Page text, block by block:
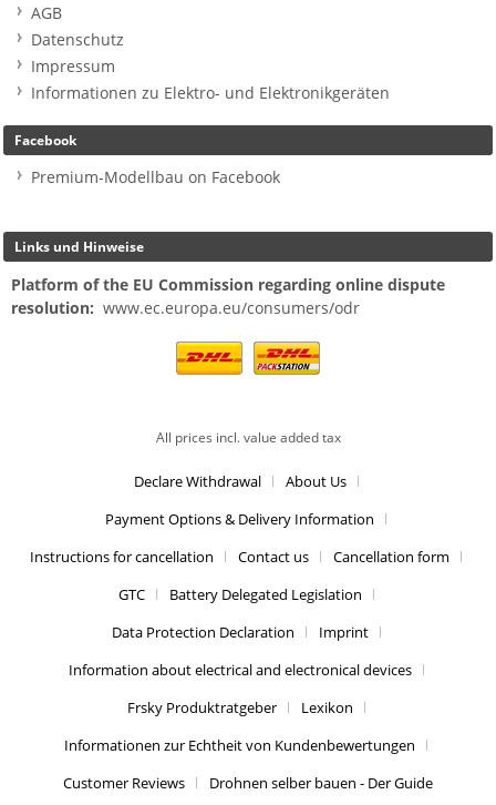
AGB
Datenschutz
Impressum
Informationen zu Elektro- und Elektronikgeräten
Facebook
Premium-Modellbau on Facebook
Links und Hinweise
Platform of the EU Commission regarding online dispute
resolution: www.ec.europa.eu/consumers/odr
All prices incl. value added tax
Declare Withdrawal
About Us
Payment Options & Delivery Information
Instructions for cancellation
Contact us
Cancellation form
GTC
Battery Delegated Legislation
Data Protection Declaration
Imprint
Information about electrical and electronical devices
Frsky Produktratgeber
Lexikon
Informationen zur Echtheit von Kundenbewertungen
Customer Reviews
Drohnen selber bauen - Der Guide